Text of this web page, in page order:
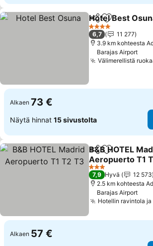
Jaa Lisää
Hotel Best
4 Tähtiluokitus
6,7
11 277
3.9 km kohteesta
Barajas Airport
Välimerellistä
Alkaen 73 €
Näytä hinnat 15 sivustolta
Jaa Lisää
B&B HOTEL
Aeropuerto T1
3 Tähtiluokitus
7,9 Hyvä
12 573
2.5 km kohteesta
Barajas Airport
Hotellin ravintola
Alkaen 57 €